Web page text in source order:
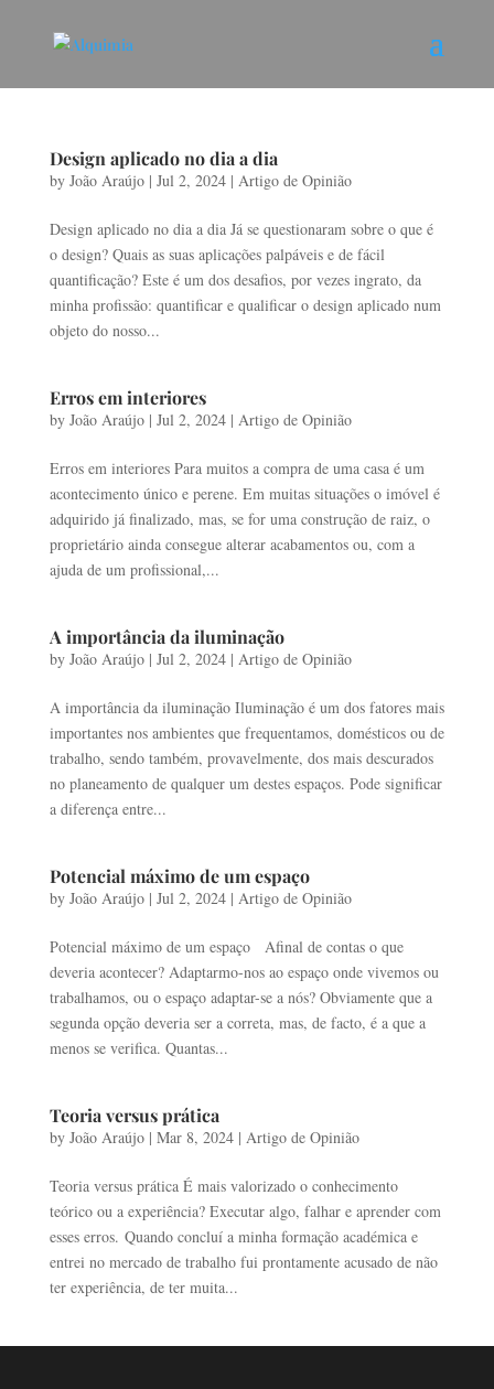
Design aplicado no dia a dia
by João Araújo| Jul 2, 2024| Artigo de Opinião
Design aplicado no dia a dia Já se questionaram sobre o que é
o design? Quais as suas aplicações palpáveis e de fácil
quantificação? Este é um dos desafios, por vezes ingrato, da
minha profissão: quantificar e qualificar o design aplicado num
objeto do nosso...
Erros em interiores
by João Araújo| Jul 2, 2024| Artigo de Opinião
Erros em interiores Para muitos a compra de uma casa é um
acontecimento único e perene. Em muitas situações o imóvel é
adquirido já finalizado, mas, se for uma construção de raiz, o
proprietário ainda consegue alterar acabamentos ou, com a
ajuda de um profissional,...
A importância da iluminação
by João Araújo| Jul 2, 2024| Artigo de Opinião
A importância da iluminação Iluminação é um dos fatores mais
importantes nos ambientes que frequentamos, domésticos ou de
trabalho, sendo também, provavelmente, dos mais descurados
no planeamento de qualquer um destes espaços. Pode significar
a diferença entre...
Potencial máximo de um espaço
by João Araújo| Jul 2, 2024| Artigo de Opinião
Potencial máximo de um espaço Afinal de contas o que
deveria acontecer? Adaptarmo-nos ao espaço onde vivemos ou
trabalhamos, ou o espaço adaptar-se a nós? Obviamente que a
segunda opção deveria ser a correta, mas, de facto, é a que a
menos se verifica. Quantas...
Teoria versus prática
by João Araújo| Mar 8, 2024| Artigo de Opinião
Teoria versus prática É mais valorizado o conhecimento
teórico ou a experiência? Executar algo, falhar e aprender com
esses erros. Quando concluí a minha formação académica e
entrei no mercado de trabalho fui prontamente acusado de não
ter experiência, de ter muita...